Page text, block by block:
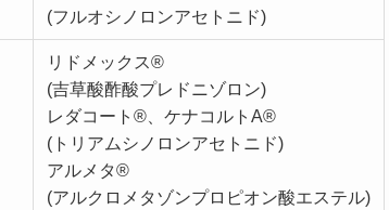
(フルオシノロンアセトニド)
リドメックス®
(吉草酸酢酸プレドニゾロン)
レダコート®、ケナコルトA®
(トリアムシノロンアセトニド)
アルメタ®
(アルクロメタゾンプロピオン酸エステル)